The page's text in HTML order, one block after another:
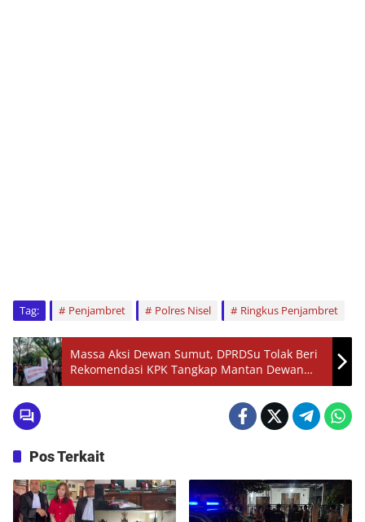
Tag: Penjambret Polres Nisel Ringkus Penjambret
Massa Aksi Dewan Sumut, DPRDSu Tolak Beri
Rekomendasi KPK Tangkap Mantan Dewan
Penerima Suap Gatot Pujonugroho
Pos Terkait